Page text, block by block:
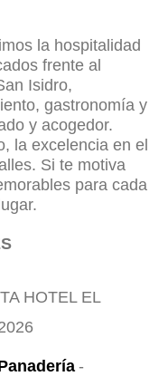
la hospitalidad
frente al
Isidro,
gastronomía y
y acogedor.
la excelencia en el
Si te motiva
para cada
HOTEL EL
-